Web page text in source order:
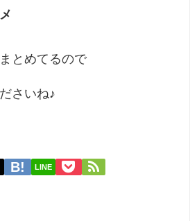
とめてるので
さいね♪
LINE